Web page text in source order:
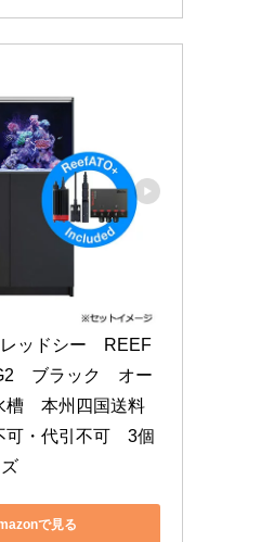
ッドシー　REEF
　ブラック　オー
槽　本州四国送料
可・代引不可　3個
で見る